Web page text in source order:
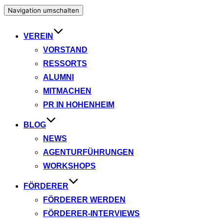
Navigation umschalten
VEREIN
VORSTAND
RESSORTS
ALUMNI
MITMACHEN
PR IN HOHENHEIM
BLOG
NEWS
AGENTURFÜHRUNGEN
WORKSHOPS
FÖRDERER
FÖRDERER WERDEN
FÖRDERER-INTERVIEWS